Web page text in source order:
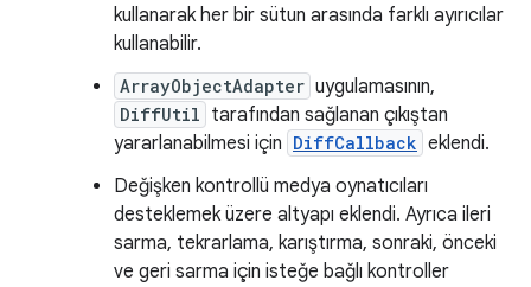
kullanarak her bir sütun arasında farklı ayırıcılar
kullanabilir.
ArrayObjectAdapter uygulamasının,
DiffUtil tarafından sağlanan çıkıştan
yararlanabilmesi için DiffCallback eklendi.
Değişken kontrollü medya oynatıcıları
desteklemek üzere altyapı eklendi. Ayrıca ileri
sarma, tekrarlama, karıştırma, sonraki, önceki
ve geri sarma için isteğe bağlı kontroller